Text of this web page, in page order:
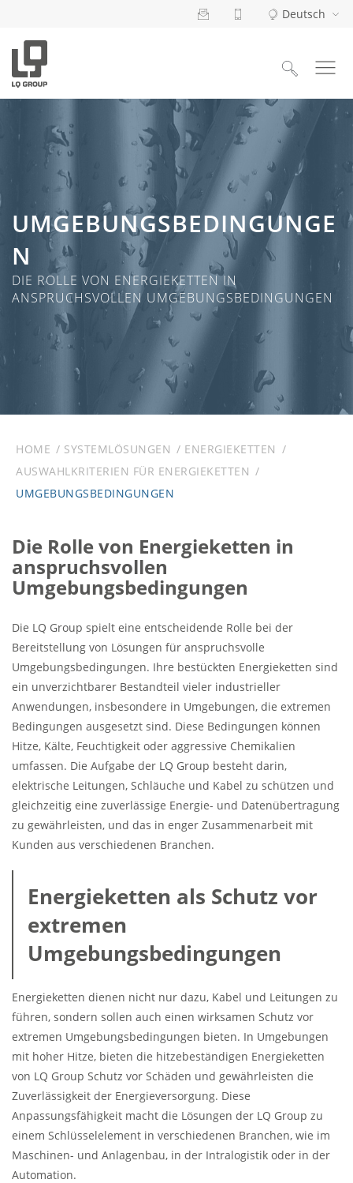
Deutsch
UMGEBUNGSBEDINGUNGE
N
DIE ROLLE VON ENERGIEKETTEN IN
ANSPRUCHSVOLLEN UMGEBUNGSBEDINGUNGEN
HOME SYSTEMLÖSUNGEN
ENERGIEKETTEN
AUSWAHLKRITERIEN FÜR ENERGIEKETTEN
UMGEBUNGSBEDINGUNGEN
Die Rolle von Energieketten in
anspruchsvollen
Umgebungsbedingungen
Die LQ Group spielt eine entscheidende Rolle bei der
Bereitstellung von Lösungen für anspruchsvolle
Umgebungsbedingungen. Ihre bestückten Energieketten sind
ein unverzichtbarer Bestandteil vieler industrieller
Anwendungen, insbesondere in Umgebungen, die extremen
Bedingungen ausgesetzt sind. Diese Bedingungen können
Hitze, Kälte, Feuchtigkeit oder aggressive Chemikalien
umfassen. Die Aufgabe der LQ Group besteht darin,
elektrische Leitungen, Schläuche und Kabel zu schützen und
gleichzeitig eine zuverlässige Energie- und Datenübertragung
zu gewährleisten, und das in enger Zusammenarbeit mit
Kunden aus verschiedenen Branchen.
Energieketten als Schutz vor
extremen
Umgebungsbedingungen
Energieketten dienen nicht nur dazu, Kabel und Leitungen zu
führen, sondern sollen auch einen wirksamen Schutz vor
extremen Umgebungsbedingungen bieten. In Umgebungen
mit hoher Hitze, bieten die hitzebeständigen Energieketten
von LQ Group Schutz vor Schäden und gewährleisten die
Zuverlässigkeit der Energieversorgung. Diese
Anpassungsfähigkeit macht die Lösungen der LQ Group zu
einem Schlüsselelement in verschiedenen Branchen, wie im
Maschinen- und Anlagenbau, in der Intralogistik oder in der
Automation.